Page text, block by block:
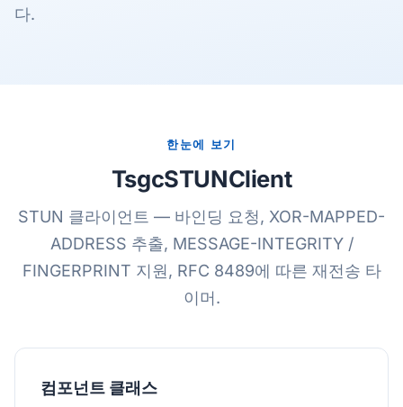
다.
한눈에 보기
TsgcSTUNClient
STUN 클라이언트 — 바인딩 요청, XOR-MAPPED-
ADDRESS 추출, MESSAGE-INTEGRITY /
FINGERPRINT 지원, RFC 8489에 따른 재전송 타
이머.
컴포넌트 클래스